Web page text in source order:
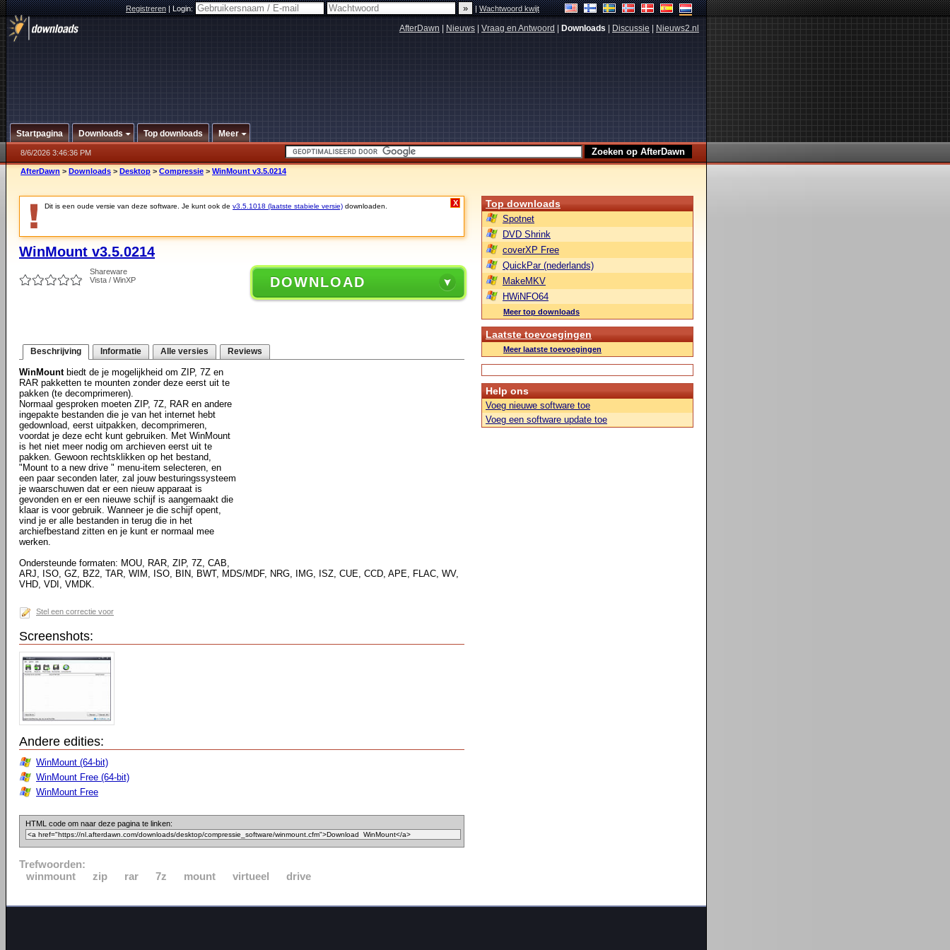
Registreren|Login: |Wachtwoord kwijt
AfterDawn Nieuws Vraag en Antwoord Downloads Discussie Nieuws2.nl
Startpagina Downloads Top downloads Meer
8/6/2026 3:46:36 PM
AfterDawn > Downloads > Desktop > Compressie > WinMount v3.5.0214
Dit is een oude versie van deze software. Je kunt ook de v3.5.1018 (laatste stabiele versie) downloaden. X
WinMount v3.5.0214
Shareware
Vista / WinXP
DOWNLOAD
Beschrijving Informatie Alle versies Reviews
WinMountbiedt de je mogelijkheid om ZIP, 7Z en
RAR pakketten te mounten zonder deze eerst uit te
pakken (te decomprimeren).
Normaal gesproken moeten ZIP, 7Z, RAR en andere
ingepakte bestanden die je van het internet hebt
gedownload, eerst uitpakken, decomprimeren,
voordat je deze echt kunt gebruiken. Met WinMount
is het niet meer nodig om archieven eerst uit te
pakken. Gewoon rechtsklikken op het bestand,
"Mount to a new drive " menu-item selecteren, en
een paar seconden later, zal jouw besturingssysteem
je waarschuwen dat er een nieuw apparaat is
gevonden en er een nieuwe schijf is aangemaakt die
klaar is voor gebruik. Wanneer je die schijf opent,
vind je er alle bestanden in terug die in het
archiefbestand zitten en je kunt er normaal mee
werken.
Ondersteunde formaten: MOU, RAR, ZIP, 7Z, CAB,
ARJ, ISO, GZ, BZ2, TAR, WIM, ISO, BIN, BWT, MDS/MDF, NRG, IMG, ISZ, CUE, CCD, APE, FLAC, WV,
VHD, VDI, VMDK.
Stel een correctie voor
Screenshots:
Andere edities:
WinMount (64-bit)
WinMount Free (64-bit)
WinMount Free
HTML code om naar deze pagina te linken:
Trefwoorden:
winmount
zip rar 7z mount virtueel drive
Top downloads
Spotnet
DVD Shrink
coverXP Free
QuickPar (nederlands)
MakeMKV
HWiNFO64
Meer top downloads
Laatste toevoegingen
Meer laatste toevoegingen
Help ons
Voeg nieuwe software toe
Voeg een software update toe